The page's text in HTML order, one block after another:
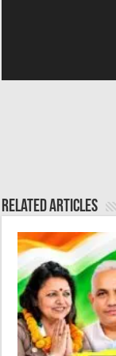
Related Articles